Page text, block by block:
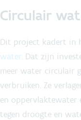
Circulair
Dit project kadert in
water. Dat zijn
meer water circulair
verbruiken. Ze
en oppervlaktewater
tegen droogte en